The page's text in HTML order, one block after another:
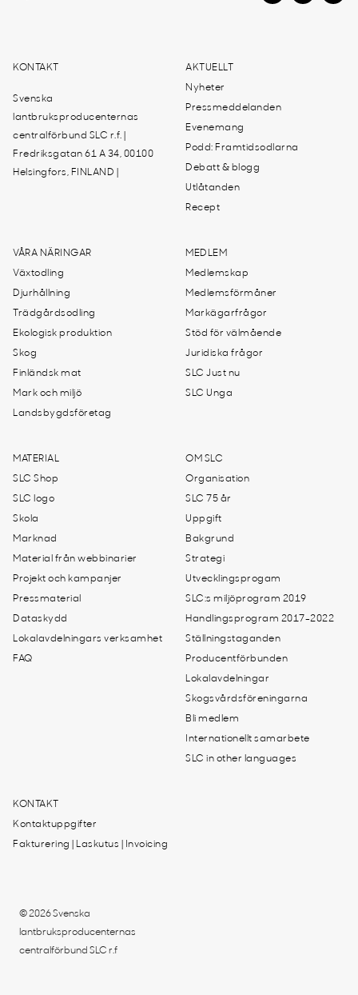
KONTAKT
Svenska
lantbruksproducenternas
centralförbund SLC r.f. |
Fredriksgatan 61 A 34, 00100
Helsingfors, FINLAND |
AKTUELLT
Nyheter
Pressmeddelanden
Evenemang
Podd: Framtidsodlarna
Debatt & blogg
Utlåtanden
Recept
VÅRA NÄRINGAR
Växtodling
Djurhållning
Trädgårdsodling
Ekologisk produktion
Skog
Finländsk mat
Mark och miljö
Landsbygdsföretag
MEDLEM
Medlemskap
Medlemsförmåner
Markägarfrågor
Stöd för välmående
Juridiska frågor
SLC Just nu
SLC Unga
MATERIAL
SLC Shop
SLC logo
Skola
Marknad
Material från webbinarier
Projekt och kampanjer
Pressmaterial
Dataskydd
Lokalavdelningars verksamhet
FAQ
OM SLC
Organisation
SLC 75 år
Uppgift
Bakgrund
Strategi
Utvecklingsprogam
SLC:s miljöprogram 2019
Handlingsprogram 2017-2022
Ställningstaganden
Producentförbunden
Lokalavdelningar
Skogsvårdsföreningarna
Bli medlem
Internationellt samarbete
SLC in other languages
KONTAKT
Kontaktuppgifter
Fakturering | Laskutus | Invoicing
© 2026 Svenska
lantbruksproducenternas
centralförbund SLC r.f